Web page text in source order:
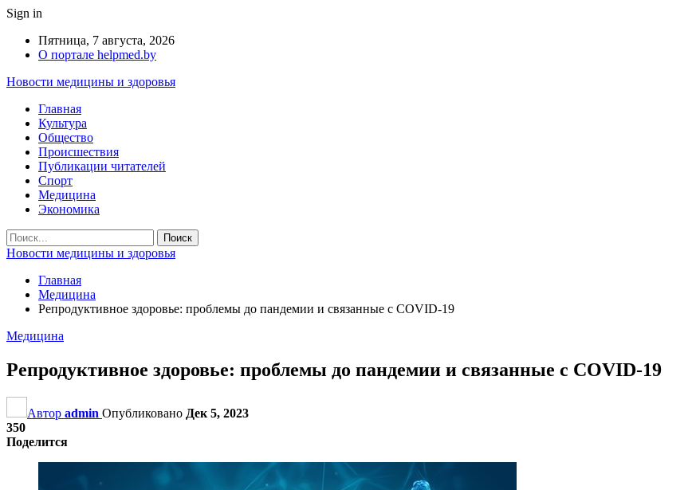
Sign in
Пятница, 7 августа, 2026
О портале helpmed.by
Новости медицины и здоровья
Главная
Культура
Общество
Происшествия
Публикации читателей
Спорт
Медицина
Экономика
Новости медицины и здоровья
Главная
Медицина
Репродуктивное здоровье: проблемы до пандемии и связанные с COVID-19
Медицина
Репродуктивное здоровье: проблемы до пандемии и связанные с COVID-19
Автор admin Опубликовано Дек 5, 2023
350
Поделится